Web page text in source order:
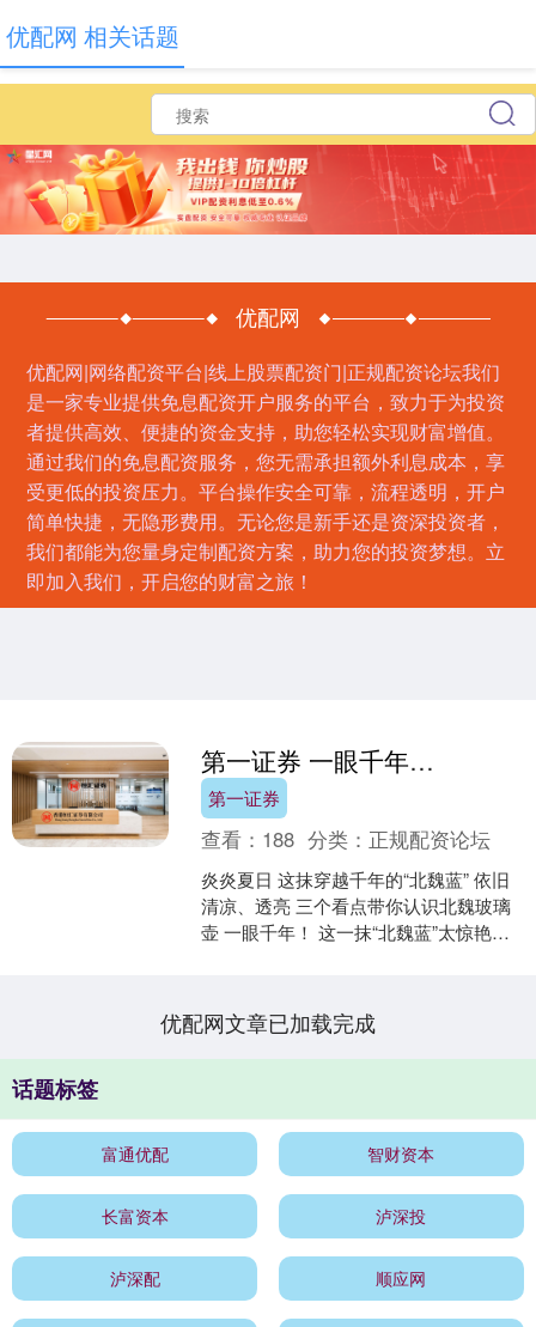
优配网
优配网|网络配资平台|线上股票配资门|正规配资论坛我们
是一家专业提供免息配资开户服务的平台，致力于为投资
者提供高效、便捷的资金支持，助您轻松实现财富增值。
通过我们的免息配资服务，您无需承担额外利息成本，享
受更低的投资压力。平台操作安全可靠，流程透明，开户
简单快捷，无隐形费用。无论您是新手还是资深投资者，
我们都能为您量身定制配资方案，助力您的投资梦想。立
即加入我们，开启您的财富之旅！
优配网 相关话题
第一证券 一眼千年！这一抹“北魏蓝”太惊艳了
第一证券
查看： 188 分类： 正规配资论坛
炎炎夏日 这抹穿越千年的“北魏蓝” 依旧
清凉、透亮 三个看点带你认识北魏玻璃
壶 一眼千年！ 这一抹“北魏蓝”太惊艳了
优配网文章已加载完成
话题标签
富通优配 智财资本
长富资本 泸深投
泸深配 顺应网